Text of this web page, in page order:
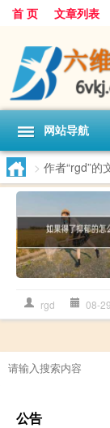
首 页 文章列表
网站导航
> 作者“rgd”的
rgd 08-29
公告